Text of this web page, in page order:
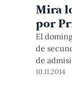
Mira
por
El
de
de
10.11.2014